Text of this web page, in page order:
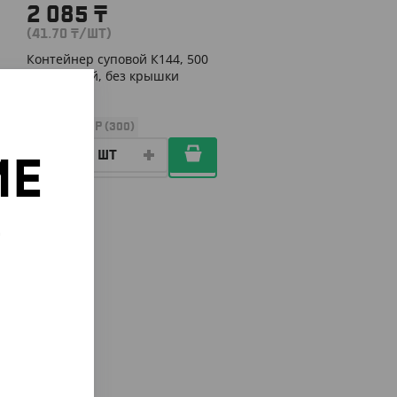
2 085 ₸
(41.70 ₸/ШТ)
Контейнер суповой К144, 500
мл, черный, без крышки
КОР (300)